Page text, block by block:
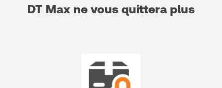
DT Max ne vous quittera plus